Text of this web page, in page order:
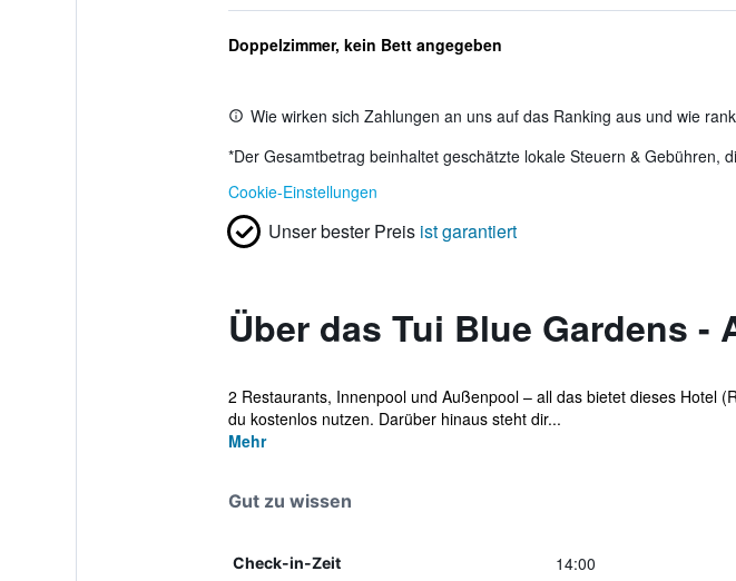
Doppelzimmer, kein Bett angegeben
Wie wirken sich Zahlungen an uns auf das Ranking aus und wie
*Der Gesamtbetrag beinhaltet geschätzte lokale Steuern & Gebühren,
Cookie-Einstellungen
Unser bester Preis ist garantiert
Über das Tui Blue Gardens -
2 Restaurants, Innenpool und Außenpool – all das bietet dieses Hotel
du kostenlos nutzen. Darüber hinaus steht dir...
Mehr
Gut zu wissen
Check-in-Zeit 14:00